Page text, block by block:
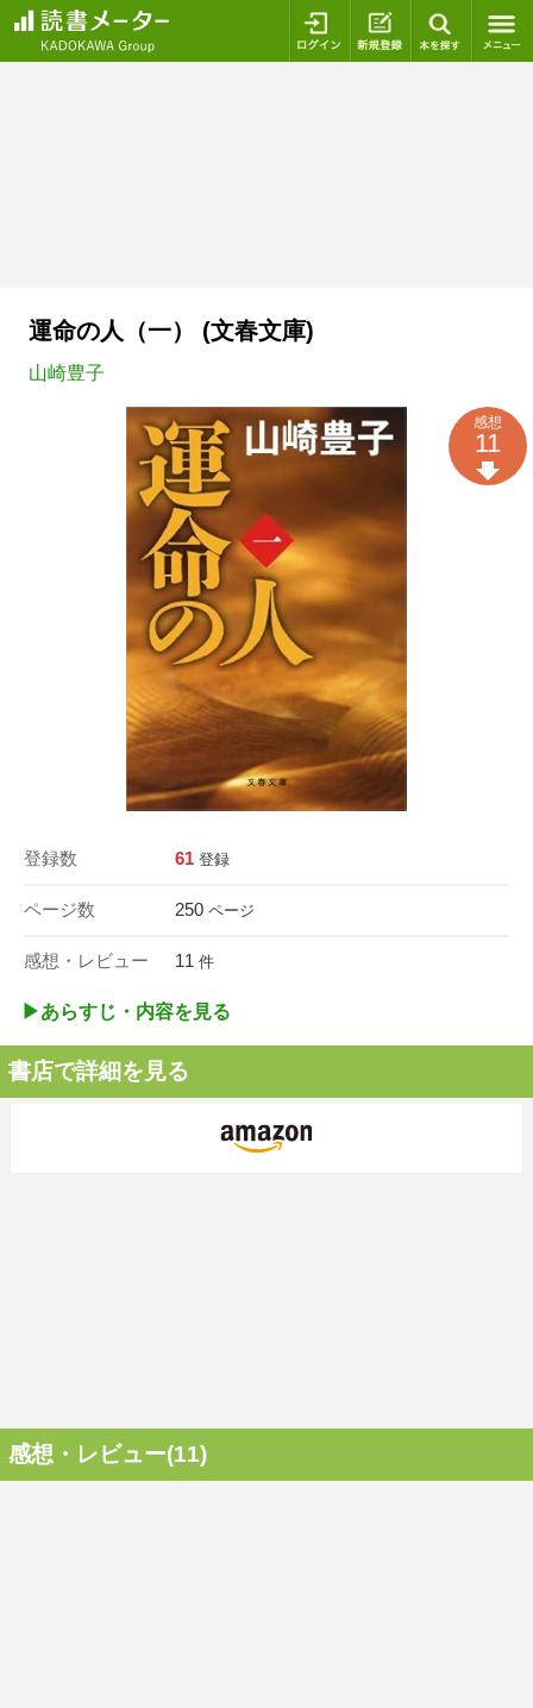
ログイン 新規登録
運命の人（一） (文春文庫)
山崎豊子
登録数 61 登録
ページ数 250 ページ
感想・レビュー 11 件
感想
11
▶︎あらすじ・内容を見る
書店で詳細を見る
感想・レビュー(11)